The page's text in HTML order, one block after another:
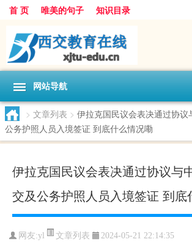
首 页 唯美的句子 知识目录
网站导航
> 文章列表 > 伊拉克国民议会表决通过协议
公务护照人员入境签证 到底什么情况嘞
伊拉克国民议会表决通过协议与
交及公务护照人员入境签证 到底
网友:yl 文章列表 2024-05-21 22:14:35